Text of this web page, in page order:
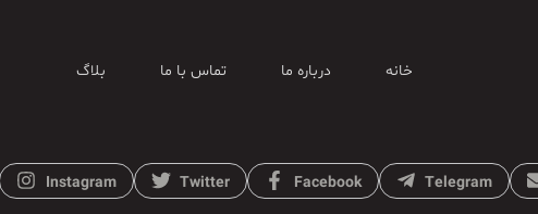
خانه درباره ما تماس با ما بلاگ
Instagram Twitter Facebook Telegram